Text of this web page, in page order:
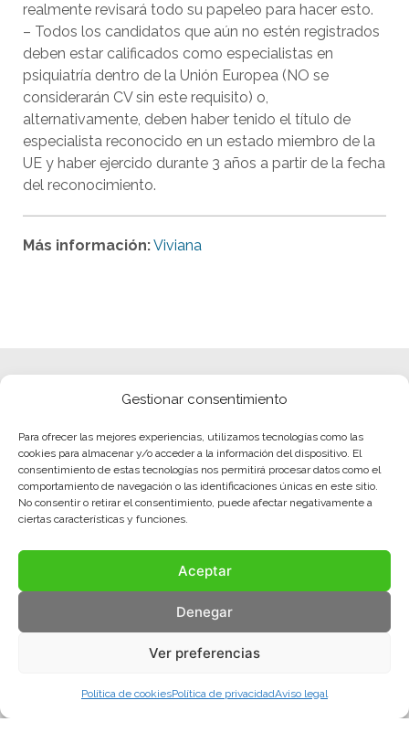
Gestionar consentimiento
Para ofrecer las mejores experiencias, utilizamos tecnologías como las
cookies para almacenar y/o acceder a la información del dispositivo. El
consentimiento de estas tecnologías nos permitirá procesar datos como el
comportamiento de navegación o las identificaciones únicas en este sitio.
No consentir o retirar el consentimiento, puede afectar negativamente a
ciertas características y funciones.
Aceptar
Denegar
Ver preferencias
Política de cookiesPolítica de privacidadAviso legal
realmente revisará todo su papeleo para hacer esto.
– Todos los candidatos que aún no estén registrados
deben estar calificados como especialistas en
psiquiatría dentro de la Unión Europea (NO se
considerarán CV sin este requisito) o,
alternativamente, deben haber tenido el título de
especialista reconocido en un estado miembro de la
UE y haber ejercido durante 3 años a partir de la fecha
del reconocimiento.
Más información:Viviana